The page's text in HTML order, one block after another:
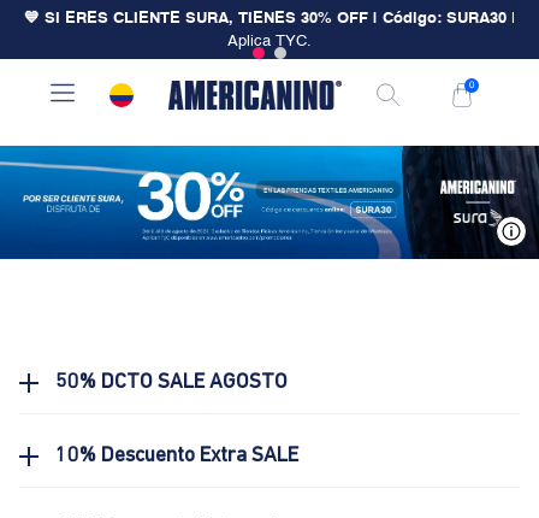
💙 SI ERES CLIENTE SURA, TIENES 30% OFF | Código: SURA30
Aplica TYC.
0
50% DCTO SALE AGOSTO
10% Descuento Extra SALE